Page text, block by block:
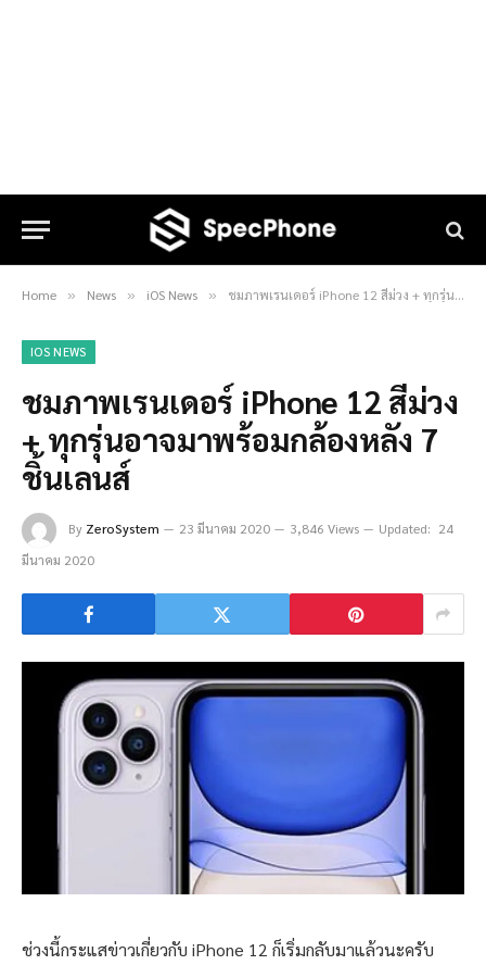
Home » News » iOS News » ชมภาพเรนเดอร์ iPhone 12 สีม่วง + ทุกรุ่นอาจมาพร้อมกล้องหลัง 7 ชิ้นเลนส์
IOS NEWS
ชมภาพเรนเดอร์ iPhone 12 สีม่วง
+ ทุกรุ่นอาจมาพร้อมกล้องหลัง 7
ชิ้นเลนส์
By ZeroSystem 23 มีนาคม 2020 3,846 Views Updated: 24
มีนาคม 2020
ช่วงนี้กระแสข่าวเกี่ยวกับ iPhone 12 ก็เริ่มกลับมาแล้วนะครับ